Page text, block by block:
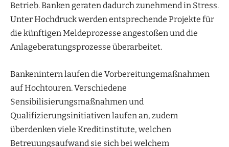
Betrieb. Banken geraten dadurch zunehmend in Stress.
Unter Hochdruck werden entsprechende Projekte für
die künftigen Meldeprozesse angestoßen und die
Anlageberatungsprozesse überarbeitet.
Bankenintern laufen die Vorbereitungemaßnahmen
auf Hochtouren. Verschiedene
Sensibilisierungsmaßnahmen und
Qualifizierungsinitiativen laufen an, zudem
überdenken viele Kreditinstitute, welchen
Betreuungsaufwand sie sich bei welchem